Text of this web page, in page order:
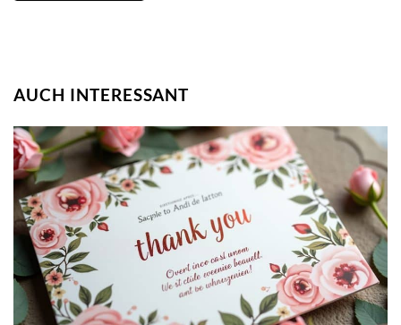
AUCH INTERESSANT